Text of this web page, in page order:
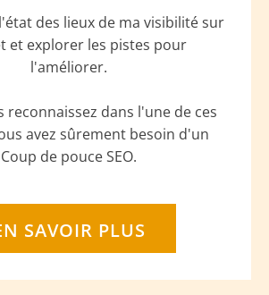
des lieux de ma visibilité sur
et explorer les pistes pour
l'améliorer.
reconnaissez dans l'une de ces
avez sûrement besoin d'un
Coup de pouce SEO.
SAVOIR PLUS